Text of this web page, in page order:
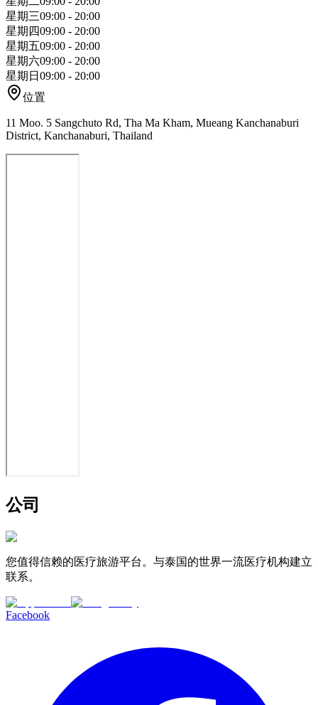
星期三09:00 - 20:00
星期四09:00 - 20:00
星期五09:00 - 20:00
星期六09:00 - 20:00
星期日 09:00 - 20:00
位置
11 Moo. 5 Sangchuto Rd, Tha Ma Kham, Mueang Kanchanaburi
District, Kanchanaburi, Thailand
公司
您值得信赖的医疗旅游平台。与泰国的世界一流医疗机构建立
联系。
Facebook